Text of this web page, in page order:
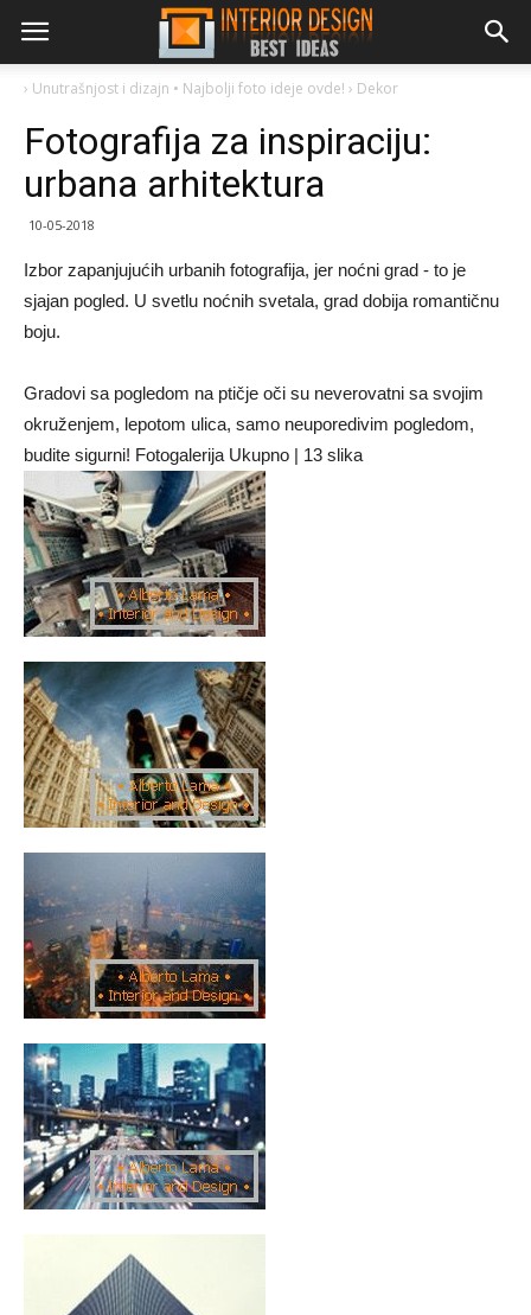
› Unutrašnjost i dizajn • Najbolji foto ideje ovde! › Dekor
Fotografija za inspiraciju:
urbana arhitektura
10-05-2018
Izbor zapanjujućih urbanih fotografija, jer noćni grad - to je
sjajan pogled. U svetlu noćnih svetala, grad dobija romantičnu
boju.
Gradovi sa pogledom na ptičje oči su neverovatni sa svojim
okruženjem, lepotom ulica, samo neuporedivim pogledom,
budite sigurni! Fotogalerija Ukupno | 13 slika